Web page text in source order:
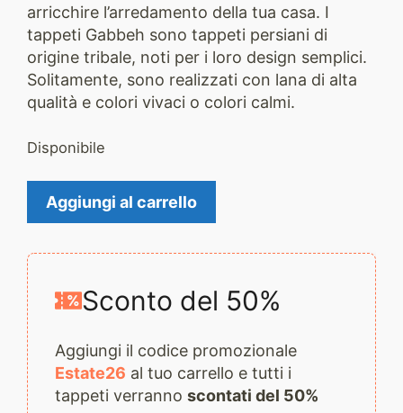
arricchire l’arredamento della tua casa. I
tappeti Gabbeh sono tappeti persiani di
origine tribale, noti per i loro design semplici.
Solitamente, sono realizzati con lana di alta
qualità e colori vivaci o colori calmi.
Disponibile
Tappeto
Gabbeh
quantità
Aggiungi al carrello
Sconto del 50%
Aggiungi il codice promozionale
Estate26 al tuo carrello e tutti i
tappeti verranno scontati del 50%